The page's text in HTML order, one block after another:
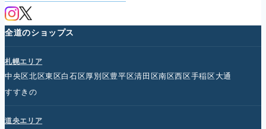
全道のショップス
札幌エリア
中央区北区東区白石区厚別区豊平区清田区南区西区手稲区大通
すすきの
道央エリア